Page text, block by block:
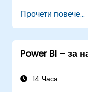
Получават
анализ на
Прилагат
моделиране
изчисления
Прочети повече...
Power BI – за
14 Часа